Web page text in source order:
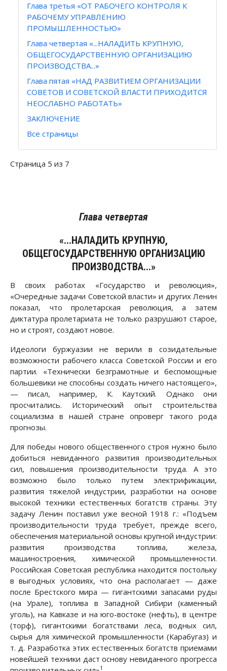
Глава третья «ОТ РАБОЧЕГО КОНТРОЛЯ К
РАБОЧЕМУ УПРАВЛЕНИЮ
ПРОМЫШЛЕННОСТЬЮ»
Глава четвертая «...НАЛАДИТЬ КРУПНУЮ,
ОБЩЕГОСУДАРСТВЕННУЮ ОРГАНИЗАЦИЮ
ПРОИЗВОДСТВА...»
Глава пятая «НАД РАЗВИТИЕМ ОРГАНИЗАЦИИ
СОВЕТОВ И СОВЕТСКОЙ ВЛАСТИ ПРИХОДИТСЯ
НЕОСЛАБНО РАБОТАТЬ»
ЗАКЛЮЧЕНИЕ
Все страницы
Страница 5 из 7
Глава четвертая
«...НАЛАДИТЬ КРУПНУЮ,
ОБЩЕГОСУДАРСТВЕННУЮ ОРГАНИЗАЦИЮ
ПРОИЗВОДСТВА...»
В своих работах «Государство и революция»,
«Очередные задачи Советской власти» и других Ленин
показал, что пролетарская революция, а затем
диктатура пролетариата не только разрушают старое,
но и строят, создают новое.
Идеологи буржуазии не верили в созидательные
возможности рабочего класса Советской России и его
партии. «Технически безграмотные и беспомощные
большевики не способны создать ничего настоящего»,
— писал, например, К. Каутский. Однако они
просчитались. Исторический опыт строительства
социализма в нашей стране опроверг такого рода
прогнозы.
Для победы нового общественного строя нужно было
добиться невиданного развития производительных
сил, повышения производительности труда. А это
возможно было только путем электрификации,
развития тяжелой индустрии, разработки на основе
высокой техники естественных богатств страны. Эту
задачу Ленин поставил уже весной 1918 г.: «Подъем
производительности труда требует, прежде всего,
обеспечения материальной основы крупной индустрии:
развития производства топлива, железа,
машиностроения, химической промышленности.
Российская Советская республика находится постольку
в выгодных условиях, что она располагает — даже
после Брестского мира — гигантскими запасами руды
(на Урале), топлива в Западной Сибири (каменный
уголь), на Кавказе и на юго-востоке (нефть), в центре
(торф), гигантскими богатствами леса, водных сил,
сырья для химической промышленности (Карабугаз) и
т. д. Разработка этих естественных богатств приемами
новейшей техники даст основу невиданного прогресса
1